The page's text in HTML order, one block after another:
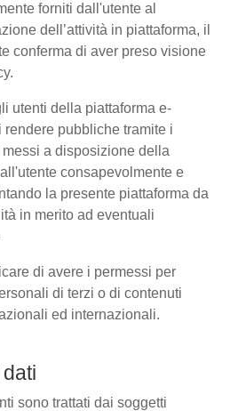
forniti dall'utente al
dell’attività in piattaforma, il
conferma di aver preso visione
utenti della piattaforma e-
rendere pubbliche tramite i
a disposizione della
consapevolmente e
la presente piattaforma da
in merito ad eventuali
di avere i permessi per
di terzi o di contenuti
ed internazionali.
sono trattati dai soggetti